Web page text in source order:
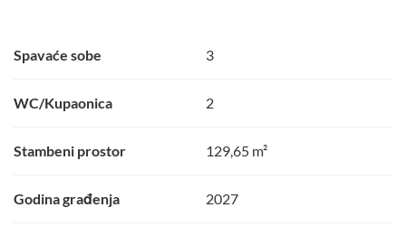
Spavaće sobe 3
WC/Kupaonica 2
Stambeni prostor 129,65 m²
Godina građenja 2027